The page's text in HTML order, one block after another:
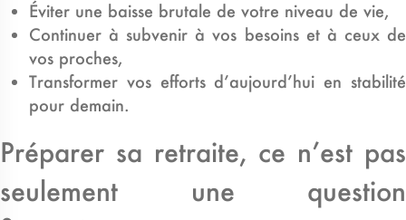
Éviter une baisse brutale de votre niveau de vie,
Continuer à subvenir à vos besoins et à ceux de
vos proches,
Transformer vos efforts d’aujourd’hui en stabilité
pour demain.
Préparer sa retraite, ce n’est pas
seulement une question